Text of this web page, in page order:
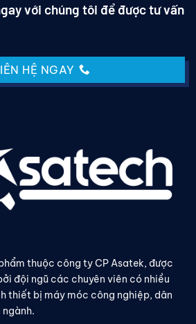
với chúng tôi để được tư vấn
HỆ NGAY
thuộc công ty CP Asatek, được
đội ngũ các chuyên viên có nhiều
thiết bị máy móc công nghiệp, dân